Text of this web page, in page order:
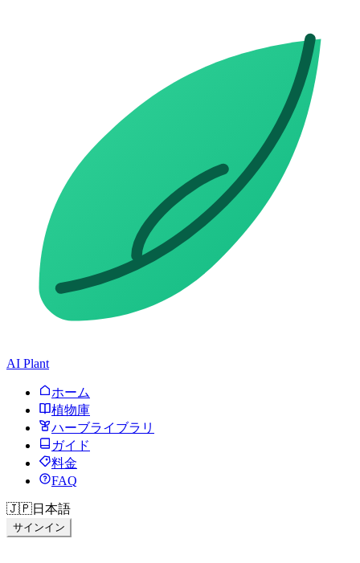
AI Plant
ホーム
植物庫
ハーブライブラリ
ガイド
料金
FAQ
🇯🇵日本語
サインイン